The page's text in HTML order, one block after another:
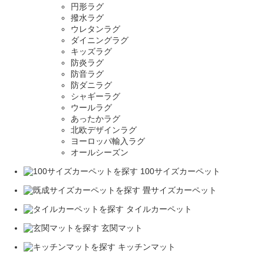
円形ラグ
撥水ラグ
ウレタンラグ
ダイニングラグ
キッズラグ
防炎ラグ
防音ラグ
防ダニラグ
シャギーラグ
ウールラグ
あったかラグ
北欧デザインラグ
ヨーロッパ輸入ラグ
オールシーズン
100サイズカーペット
畳サイズカーペット
タイルカーペット
玄関マット
キッチンマット